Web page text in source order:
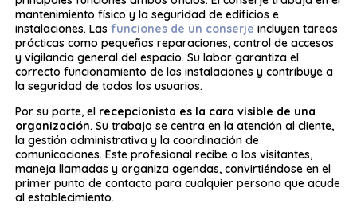
mantenimiento físico y la seguridad de edificios e
instalaciones. Las funciones de un conserje incluyen tareas
prácticas como pequeñas reparaciones, control de accesos
y vigilancia general del espacio. Su labor garantiza el
correcto funcionamiento de las instalaciones y contribuye a
la seguridad de todos los usuarios.
Por su parte, el recepcionista es la cara visible de una
organización. Su trabajo se centra en la atención al cliente,
la gestión administrativa y la coordinación de
comunicaciones. Este profesional recibe a los visitantes,
maneja llamadas y organiza agendas, convirtiéndose en el
primer punto de contacto para cualquier persona que acude
al establecimiento.